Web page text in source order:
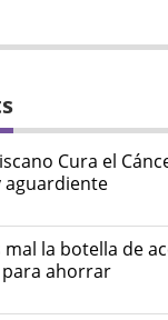
Cura el
aguardiente
mal la botella de
ahorrar